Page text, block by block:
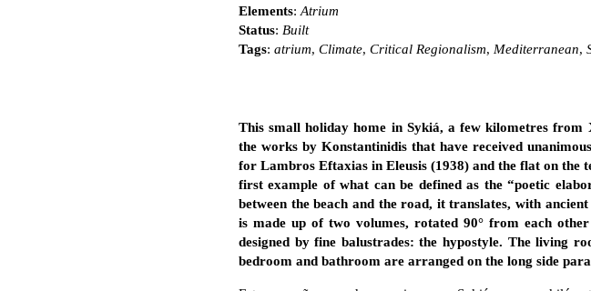
Elements: Atrium
Status: Built
Tags: atrium, Climate, Critical Regionalism, Mediterranean,
This small holiday home in Sykiá, a few kilometres
the works by Konstantinidis that have received
for Lambros Eftaxias in Eleusis (1938) and the flat on the
first example of what can be defined as the “poetic
between the beach and the road, it translates, with
is made up of two volumes, rotated 90° from each
designed by fine balustrades: the hypostyle. The living
bedroom and bathroom are arranged on the long side